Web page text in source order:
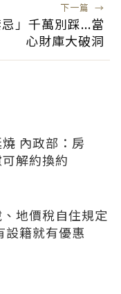
下一篇 →
」千萬別踩...當
心財庫大破洞
內政部：房
解約換約
地價稅自住規定
設籍就有優惠